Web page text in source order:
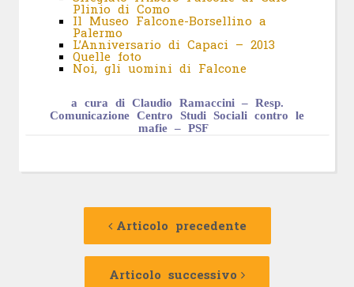
Plinio di Como
Il Museo Falcone-Borsellino a
Palermo
L’Anniversario di Capaci – 2013
Quelle foto
Noi, gli uomini di Falcone
a cura di Claudio Ramaccini – Resp.
Comunicazione Centro Studi Sociali contro le
mafie – PSF
Navigazione
Articolo precedente
Articolo
Articolo successivo
Articolo